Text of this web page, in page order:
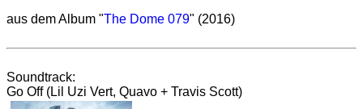
aus dem Album "The Dome 079" (2016)
Soundtrack:
Go Off (Lil Uzi Vert, Quavo + Travis Scott)